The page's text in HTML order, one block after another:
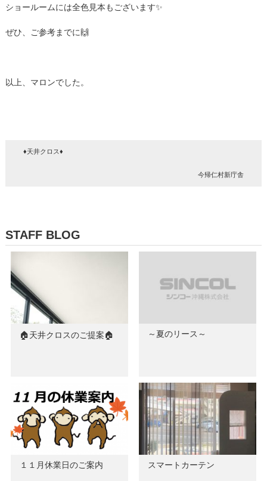
ショールームには全色見本もございます✨
ぜひ、ご参考までに🙌
以上、マロンでした。
♦天井クロス♦
今帰仁村新庁舎
STAFF BLOG
🏠天井クロスのご提案🏠 ～夏のリース～
１１月休業日のご案内 スマートカーテン